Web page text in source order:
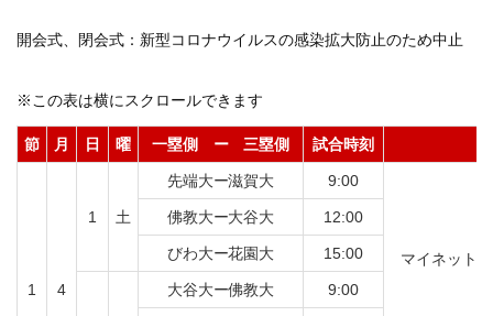
開会式、閉会式：新型コロナウイルスの感染拡大防止のため中止
※この表は横にスクロールできます
節 月 日 曜 一塁側 ー 三塁側 試合時刻
1 4
1 土
先端大ー滋賀大 9:00
マイネット
佛教大ー大谷大 12:00
びわ大ー花園大 15:00
大谷大ー佛教大 9:00